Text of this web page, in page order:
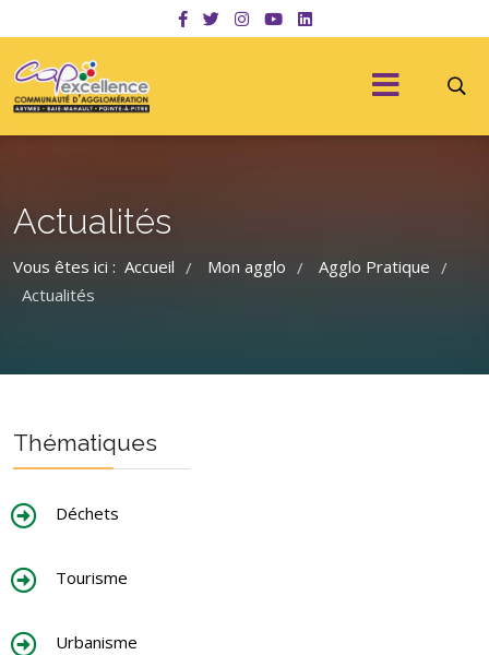
Actualités
Vous êtes ici : Accueil / Mon agglo / Agglo Pratique /
Actualités
Thématiques
Déchets
Tourisme
Urbanisme